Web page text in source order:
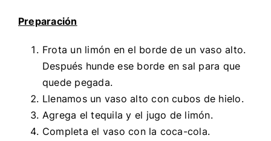
Preparación
Frota un limón en el borde de un vaso alto.
Después hunde ese borde en sal para que
quede pegada.
Llenamos un vaso alto con cubos de hielo.
Agrega el tequila y el jugo de limón.
Completa el vaso con la coca-cola.